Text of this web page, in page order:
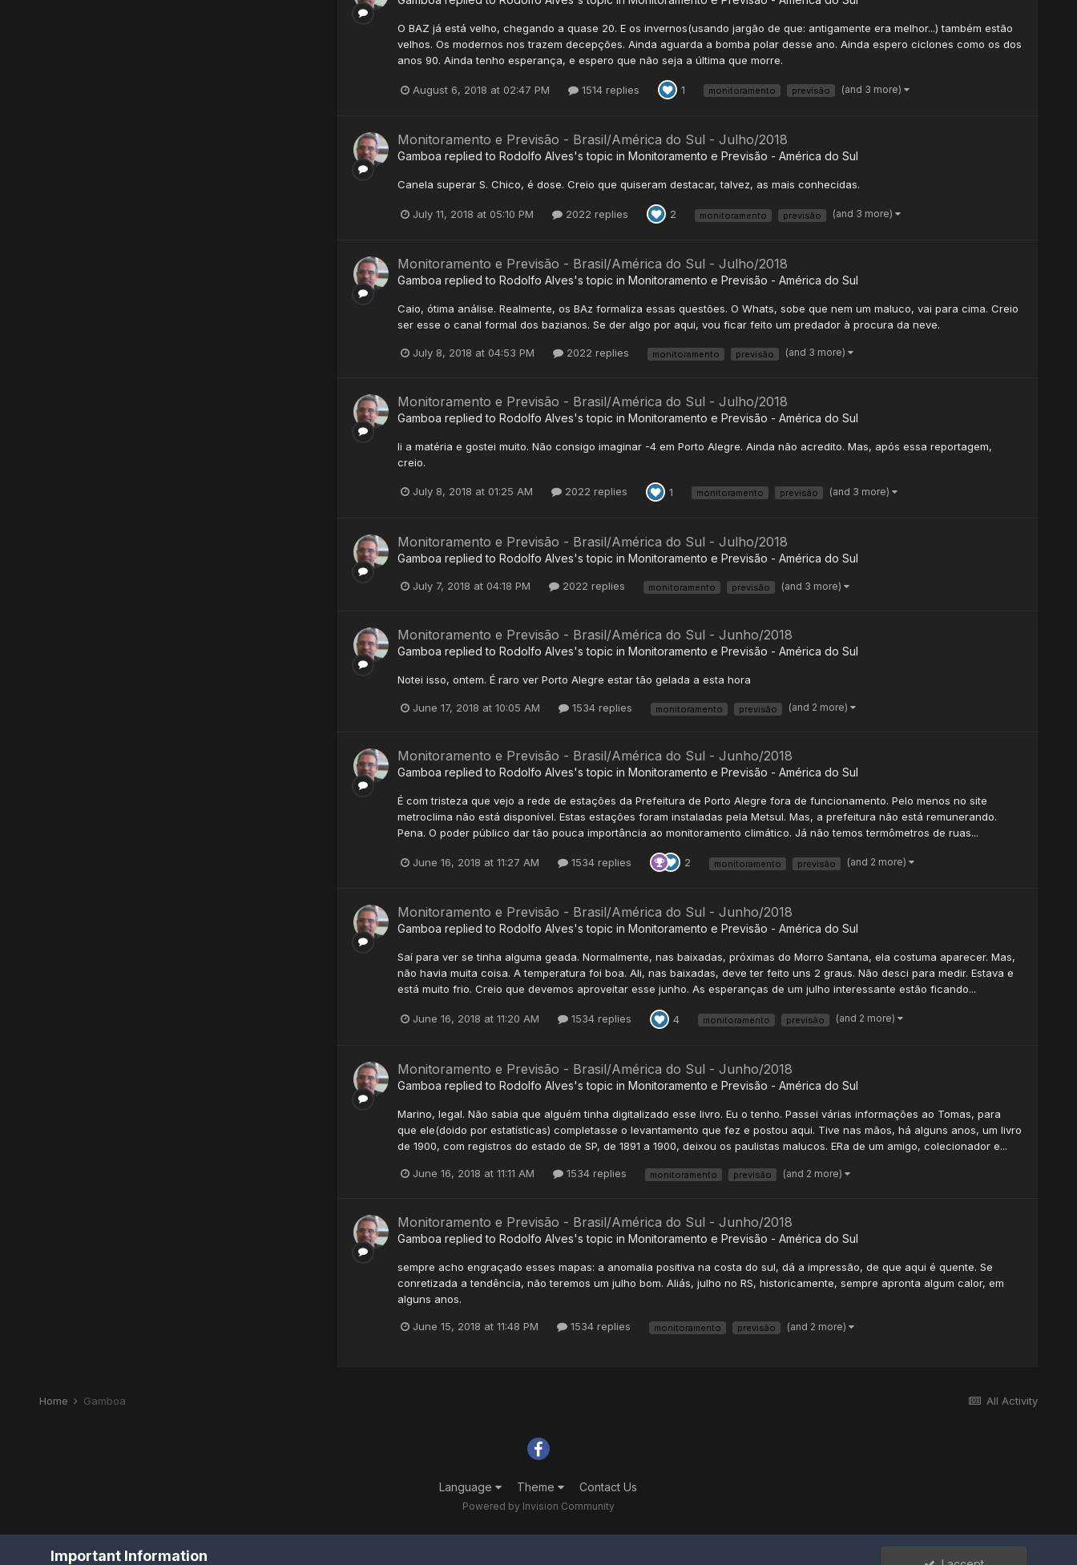
O BAZ já está velho, chegando a quase 20. E os invernos(usando jargão de que: antigamente era melhor...) também estão
velhos. Os modernos nos trazem decepções. Ainda aguarda a bomba polar desse ano. Ainda espero ciclones como os dos
anos 90. Ainda tenho esperança, e espero que não seja a última que morre.
August 6, 2018 at 02:47 PM 1514 replies 1 monitoramento previsão (and 3 more)
Monitoramento e Previsão - Brasil/América do Sul - Julho/2018
Gamboa replied to Rodolfo Alves's topic in Monitoramento e Previsão - América do Sul
Canela superar S. Chico, é dose. Creio que quiseram destacar, talvez, as mais conhecidas.
July 11, 2018 at 05:10 PM 2022 replies 2 monitoramento previsão (and 3 more)
Monitoramento e Previsão - Brasil/América do Sul - Julho/2018
Gamboa replied to Rodolfo Alves's topic in Monitoramento e Previsão - América do Sul
Caio, ótima análise. Realmente, os BAz formaliza essas questões. O Whats, sobe que nem um maluco, vai para cima. Creio
ser esse o canal formal dos bazianos. Se der algo por aqui, vou ficar feito um predador à procura da neve.
July 8, 2018 at 04:53 PM 2022 replies monitoramento previsão (and 3 more)
Monitoramento e Previsão - Brasil/América do Sul - Julho/2018
Gamboa replied to Rodolfo Alves's topic in Monitoramento e Previsão - América do Sul
li a matéria e gostei muito. Não consigo imaginar -4 em Porto Alegre. Ainda não acredito. Mas, após essa reportagem,
creio.
July 8, 2018 at 01:25 AM 2022 replies 1 monitoramento previsão (and 3 more)
Monitoramento e Previsão - Brasil/América do Sul - Julho/2018
Gamboa replied to Rodolfo Alves's topic in Monitoramento e Previsão - América do Sul
July 7, 2018 at 04:18 PM 2022 replies monitoramento previsão (and 3 more)
Monitoramento e Previsão - Brasil/América do Sul - Junho/2018
Gamboa replied to Rodolfo Alves's topic in Monitoramento e Previsão - América do Sul
Notei isso, ontem. É raro ver Porto Alegre estar tão gelada a esta hora
June 17, 2018 at 10:05 AM 1534 replies monitoramento previsão (and 2 more)
Monitoramento e Previsão - Brasil/América do Sul - Junho/2018
Gamboa replied to Rodolfo Alves's topic in Monitoramento e Previsão - América do Sul
É com tristeza que vejo a rede de estações da Prefeitura de Porto Alegre fora de funcionamento. Pelo menos no site
metroclima não está disponível. Estas estações foram instaladas pela Metsul. Mas, a prefeitura não está remunerando.
Pena. O poder público dar tão pouca importância ao monitoramento climático. Já não temos termômetros de ruas...
June 16, 2018 at 11:27 AM 1534 replies 2 monitoramento previsão (and 2 more)
Monitoramento e Previsão - Brasil/América do Sul - Junho/2018
Gamboa replied to Rodolfo Alves's topic in Monitoramento e Previsão - América do Sul
Saí para ver se tinha alguma geada. Normalmente, nas baixadas, próximas do Morro Santana, ela costuma aparecer. Mas,
não havia muita coisa. A temperatura foi boa. Ali, nas baixadas, deve ter feito uns 2 graus. Não desci para medir. Estava e
está muito frio. Creio que devemos aproveitar esse junho. As esperanças de um julho interessante estão ficando...
June 16, 2018 at 11:20 AM 1534 replies 4 monitoramento previsão (and 2 more)
Monitoramento e Previsão - Brasil/América do Sul - Junho/2018
Gamboa replied to Rodolfo Alves's topic in Monitoramento e Previsão - América do Sul
Marino, legal. Não sabia que alguém tinha digitalizado esse livro. Eu o tenho. Passei várias informações ao Tomas, para
que ele(doido por estatísticas) completasse o levantamento que fez e postou aqui. Tive nas mãos, há alguns anos, um livro
de 1900, com registros do estado de SP, de 1891 a 1900, deixou os paulistas malucos. ERa de um amigo, colecionador e...
June 16, 2018 at 11:11 AM 1534 replies monitoramento previsão (and 2 more)
Monitoramento e Previsão - Brasil/América do Sul - Junho/2018
Gamboa replied to Rodolfo Alves's topic in Monitoramento e Previsão - América do Sul
sempre acho engraçado esses mapas: a anomalia positiva na costa do sul, dá a impressão, de que aqui é quente. Se
conretizada a tendência, não teremos um julho bom. Aliás, julho no RS, historicamente, sempre apronta algum calor, em
alguns anos.
June 15, 2018 at 11:48 PM 1534 replies monitoramento previsão (and 2 more)
All Activity
Home Gamboa
Language Theme Contact Us
Powered by Invision Community
Important Information